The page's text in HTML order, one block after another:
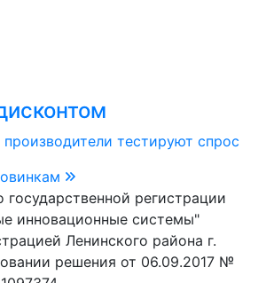
тестируют спрос
государственной регистрации
инновационные системы"
Ленинского района г.
решения от 06.09.2017 №